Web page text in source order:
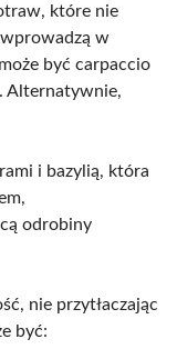
które nie
w
być carpaccio
Alternatywnie,
i bazylią, która
odrobiny
nie przytłaczając
być: